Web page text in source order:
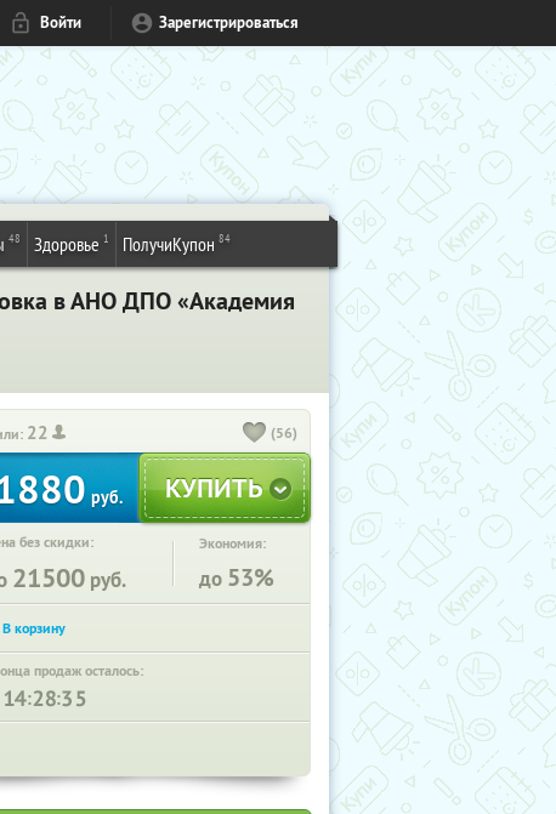
Войти Зарегистрироваться
48 Здоровье 1 ПолучиКупон 84
в АНО ДПО «Академия
22 (56)
руб.
без скидки:
21500 руб.
Экономия:
до 53%
продаж осталось:
: :